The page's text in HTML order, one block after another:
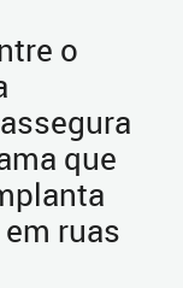
o
que
ruas